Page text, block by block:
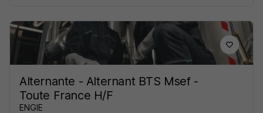
Alternante - Alternant BTS Msef -
Toute France H/F
ENGIE